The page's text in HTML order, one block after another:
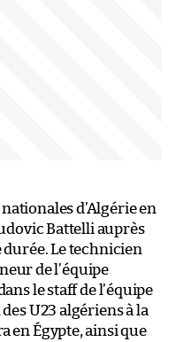
d’Algérie en
Battelli auprès
durée. Le technicien
de l’équipe
le staff de l’équipe
U23 algériens à la
en Égypte, ainsi que